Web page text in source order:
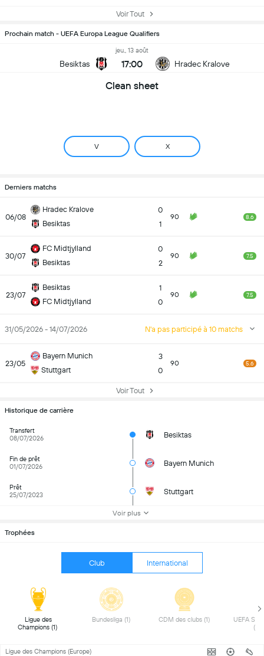
Voir Tout
Prochain match - UEFA Europa League Qualifiers
Besiktas
jeu., 13 août
17:00 Hradec Kralove
Clean sheet
V X
Derniers matchs
06/08
Hradec Kralove
Besiktas
0
1
90 8.6
30/07
FC Midtjylland
Besiktas
0
2
90 7.5
23/07
Besiktas
FC Midtjylland
1
0
90 7.5
31/05/2026 - 14/07/2026 N'a pas participé à 10 matchs
23/05
Bayern Munich
Stuttgart
3
0
90 5.6
Voir Tout
Historique de carrière
Transfert
08/07/2026
Besiktas
Fin de prêt
01/07/2026
Bayern Munich
Prêt
25/07/2023
Stuttgart
Voir plus
Trophées
Club International
Ligue des
Champions (1)
UEFA
Ligue des Champions (Europe)